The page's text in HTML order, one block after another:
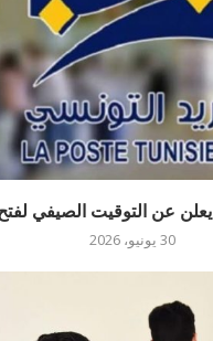
يعلن عن التوقيت الصيفي
30 يونيو، 2026